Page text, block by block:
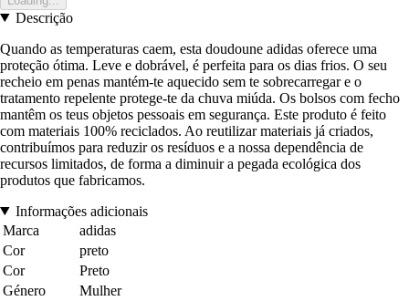
Descrição
Quando as temperaturas caem, esta doudoune adidas oferece uma
proteção ótima. Leve e dobrável, é perfeita para os dias frios. O seu
recheio em penas mantém-te aquecido sem te sobrecarregar e o
tratamento repelente protege-te da chuva miúda. Os bolsos com fecho
mantêm os teus objetos pessoais em segurança. Este produto é feito
com materiais 100% reciclados. Ao reutilizar materiais já criados,
contribuímos para reduzir os resíduos e a nossa dependência de
recursos limitados, de forma a diminuir a pegada ecológica dos
produtos que fabricamos.
Informações adicionais
Marca
adidas
Cor
preto
Cor
Preto
Género
Mulher